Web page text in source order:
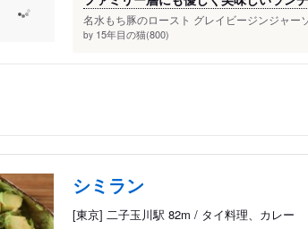
名水もち豚のロースト グレイビージンジャー
by 15年目の猫(800)
シミラン
[東京] 二子玉川駅 82m / タイ料理、カレー